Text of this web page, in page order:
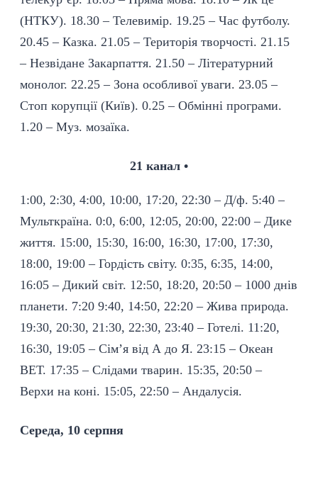
(НТКУ). 18.30 – Телевимір. 19.25 – Час футболу.
20.45 – Казка. 21.05 – Територія творчості. 21.15
– Незвідане Закарпаття. 21.50 – Літературний
монолог. 22.25 – Зона особливої уваги. 23.05 –
Стоп корупції (Київ). 0.25 – Обмінні програми.
1.20 – Муз. мозаїка.
21 канал •
1:00, 2:30, 4:00, 10:00, 17:20, 22:30 – Д/ф. 5:40 –
Мульткраїна. 0:0, 6:00, 12:05, 20:00, 22:00 – Дике
життя. 15:00, 15:30, 16:00, 16:30, 17:00, 17:30,
18:00, 19:00 – Гордість світу. 0:35, 6:35, 14:00,
16:05 – Дикий світ. 12:50, 18:20, 20:50 – 1000 днів
планети. 7:20 9:40, 14:50, 22:20 – Жива природа.
19:30, 20:30, 21:30, 22:30, 23:40 – Готелі. 11:20,
16:30, 19:05 – Сім’я від А до Я. 23:15 – Океан
ВЕТ. 17:35 – Слідами тварин. 15:35, 20:50 –
Верхи на коні. 15:05, 22:50 – Андалусія.
Середа, 10 серпня